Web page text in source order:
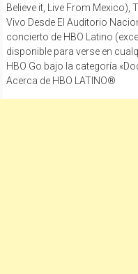
Believe it, Live From Mexico),
Vivo Desde El Auditorio
concierto de HBO Latino
disponible para verse en
HBO Go bajo la categoría
Acerca de HBO LATINO®